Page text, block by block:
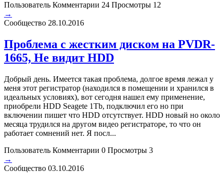
Пользователь Комментарии 24 Просмотры 12
→
Сообщество 28.10.2016
Проблема с жестким диском на PVDR-
1665, Не видит HDD
Добрый день. Имеется такая проблема, долгое время лежал у
меня этот регистратор (находился в помещении и хранился в
идеальных условиях), вот сегодня нашел ему применение,
приобрели HDD Seagete 1Tb, подключил его но при
включении пишет что HDD отсутствует. HDD новый но около
месяца трудился на другом видео регистраторе, то что он
работает сомнений нет. Я посл...
Пользователь Комментарии 0 Просмотры 3
→
Сообщество 03.10.2016